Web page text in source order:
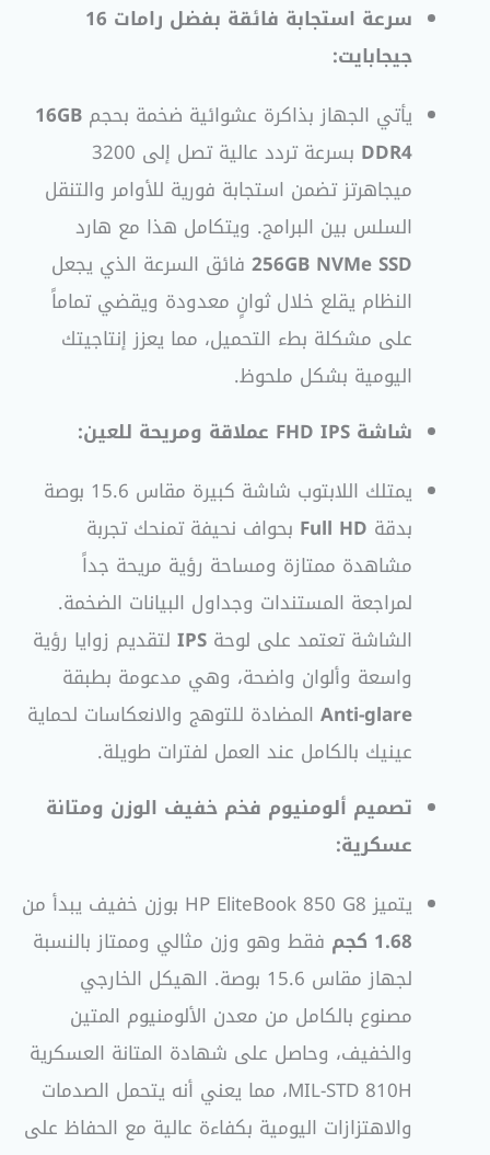
سرعة استجابة فائقة بفضل رامات 16
جيجابايت:
يأتي الجهاز بذاكرة عشوائية ضخمة بحجم 16GB
DDR4
بسرعة تردد عالية تصل إلى 3200
ميجاهرتز تضمن استجابة فورية للأوامر والتنقل
السلس بين البرامج. ويتكامل هذا مع هارد
256GB NVMe SSD فائق السرعة الذي يجعل
النظام يقلع خلال ثوانٍ معدودة ويقضي تماماً
على مشكلة بطء التحميل، مما يعزز إنتاجيتك
اليومية بشكل ملحوظ.
شاشة FHD IPS عملاقة ومريحة للعين:
يمتلك اللابتوب شاشة كبيرة مقاس 15.6 بوصة
بدقة Full HD بحواف نحيفة تمنحك تجربة
مشاهدة ممتازة ومساحة رؤية مريحة جداً
لمراجعة المستندات وجداول البيانات الضخمة.
الشاشة تعتمد على لوحة IPS لتقديم زوايا رؤية
واسعة وألوان واضحة، وهي مدعومة بطبقة
Anti-glare المضادة للتوهج والانعكاسات لحماية
عينيك بالكامل عند العمل لفترات طويلة.
تصميم ألومنيوم فخم خفيف الوزن ومتانة
عسكرية:
يتميز HP EliteBook 850 G8 بوزن خفيف يبدأ من
1.68 كجم
فقط وهو وزن مثالي وممتاز بالنسبة
لجهاز مقاس 15.6 بوصة. الهيكل الخارجي
مصنوع بالكامل من معدن الألومنيوم المتين
والخفيف، وحاصل على شهادة المتانة العسكرية
MIL-STD 810H، مما يعني أنه يتحمل الصدمات
والاهتزازات اليومية بكفاءة عالية مع الحفاظ على